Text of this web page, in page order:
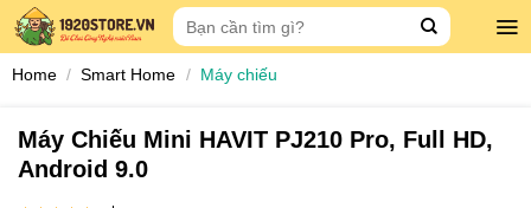
Skip
content
Search
for:
Home / Smart Home / Máy chiếu
Máy Chiếu Mini HAVIT PJ210 Pro, Full HD,
Android 9.0